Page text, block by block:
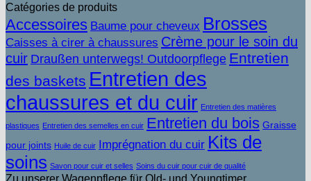
Catégories de produits
Accessoires Baume pour cheveux Brosses
Caisses à cirer à chaussures Crème pour le soin du
cuir Draußen unterwegs! Outdoorpflege Entretien
des baskets Entretien des
chaussures et du cuir Entretien des matières
plastiques Entretien des semelles en cuir Entretien du bois Graisse
pour joints Huile de cuir Imprégnation du cuir Kits de
soins Savon pour cuir et selles Soins du cuir pour cuir de qualité
Zu unserer Wagenpflege für Old- und Youngtimer